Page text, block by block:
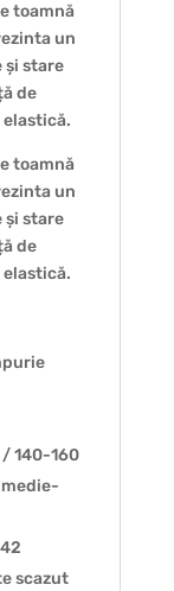
toamnă
un
stare
de
elastică.
toamnă
un
stare
de
elastică.
140-160
medie-
scazut